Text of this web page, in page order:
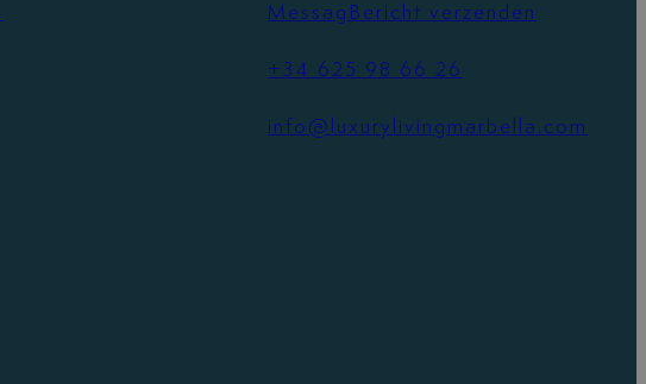
MessagBericht verzenden
+34 625 98 66 26
info@luxurylivingmarbella.com